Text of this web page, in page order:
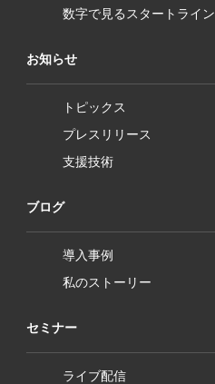
数字で見るスタートライン
お知らせ
トピックス
プレスリリース
支援技術
ブログ
導入事例
私のストーリー
セミナー
ライブ配信